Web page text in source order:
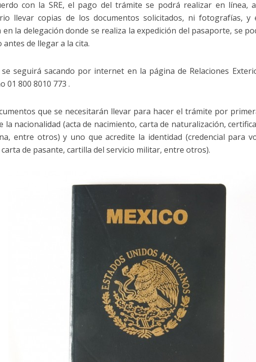
con la SRE, el pago del trámite se podrá realizar en línea,
llevar copias de los documentos solicitados, ni fotografías,
en la delegación donde se realiza la expedición del pasaporte, se
antes de llegar a la cita.
seguirá sacando por internet en la página de Relaciones
01 800 8010 773 .
que se necesitarán llevar para hacer el trámite por
la nacionalidad (acta de nacimiento, carta de naturalización,
entre otros) y uno que acredite la identidad (credencial para
carta de pasante, cartilla del servicio militar, entre otros).